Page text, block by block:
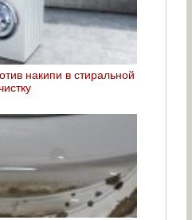
накипи в стиральной